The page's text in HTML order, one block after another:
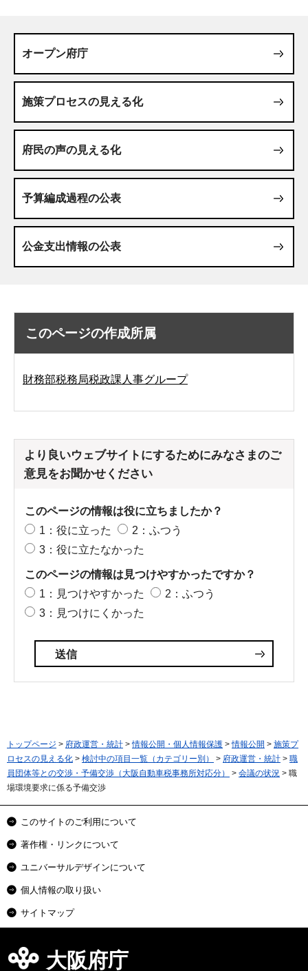
オープン府庁
施策プロセスの見える化
府民の声の見える化
予算編成過程の公表
公金支出情報の公表
このページの作成所属
財務部税務局税政課人事グループ
より良いウェブサイトにするためにみなさまのご
意見をお聞かせください
このページの情報は役に立ちましたか？
1：役に立った
2：ふつう
3：役に立たなかった
このページの情報は見つけやすかったですか？
1：見つけやすかった
2：ふつう
3：見つけにくかった
トップページ > 府政運営・統計 >情報公開・個人情報保護 >情報公開 > 施策プ
ロセスの見える化 > 検討中の項目一覧（カテゴリー別） > 府政運営・統計 > 職
員団体等との交渉・予備交渉（大阪自動車税事務所対応分）
> 会議の状況 > 職
場環境要求に係る予備交渉
このサイトのご利用について
著作権・リンクについて
ユニバーサルデザインについて
個人情報の取り扱い
サイトマップ
大阪府庁